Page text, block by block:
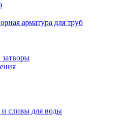
арматура для труб
сливы для воды